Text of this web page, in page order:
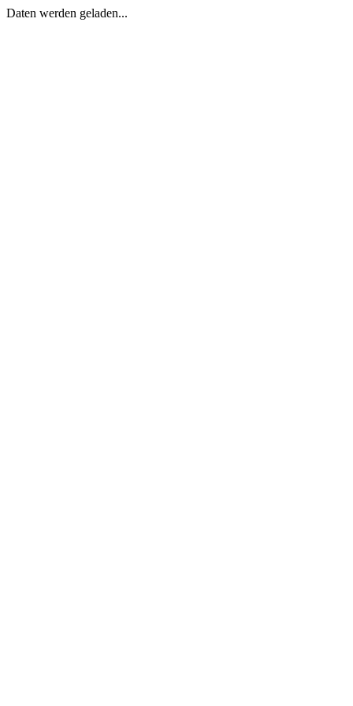
Daten werden geladen...